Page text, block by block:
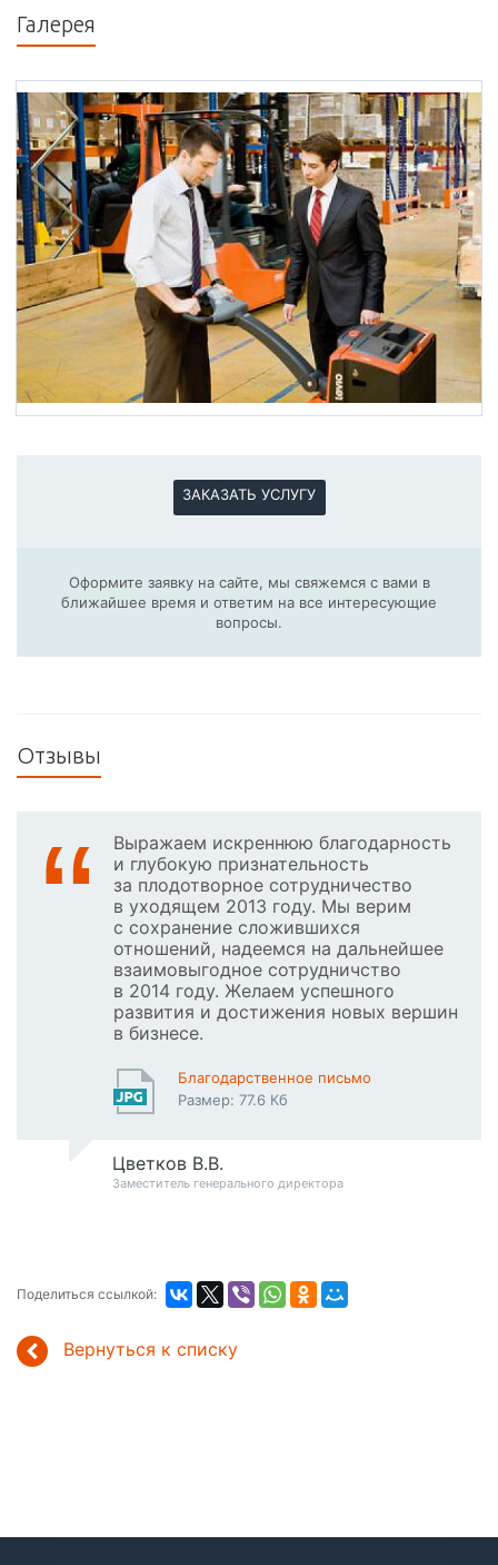
Галерея
ЗАКАЗАТЬ УСЛУГУ
Оформите заявку на сайте, мы свяжемся с вами в
ближайшее время и ответим на все интересующие
вопросы.
Отзывы
Выражаем искреннюю благодарность
и глубокую признательность
за плодотворное сотрудничество
в уходящем 2013 году. Мы верим
с сохранение сложившихся
отношений, надеемся на дальнейшее
взаимовыгодное сотрудничство
в 2014 году. Желаем успешного
развития и достижения новых вершин
в бизнесе.
Благодарственное письмо
Размер: 77.6 Кб
Цветков В.В.
Заместитель генерального директора
Поделиться ссылкой:
Вернуться к списку